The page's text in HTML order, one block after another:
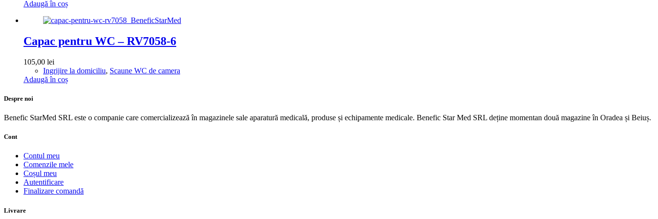
a
230,00 lei.
Adaugă în coș
Capac pentru WC – RV7058-6
105,00 lei
Ingrijire la domiciliu, Scaune WC de camera
Adaugă în coș
Despre noi
Benefic StarMed SRL este o companie care comercializează în magazinele sale aparatură medicală, produse și echipamente medicale. Benefic Star Med SRL deține momentan două magazine în Oradea și Beiuș.
Cont
Contul meu
Comenzile mele
Coșul meu
Autentificare
Finalizare comandă
Livrare